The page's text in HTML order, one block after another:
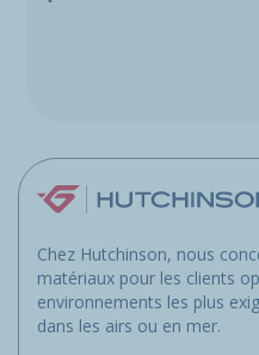
Chez Hutchinson, nous
matériaux pour les clients
environnements les plus
dans les airs ou en mer.